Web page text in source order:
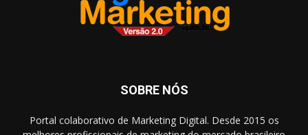
SOBRE NÓS
Portal colaborativo de Marketing Digital. Desde 2015 os